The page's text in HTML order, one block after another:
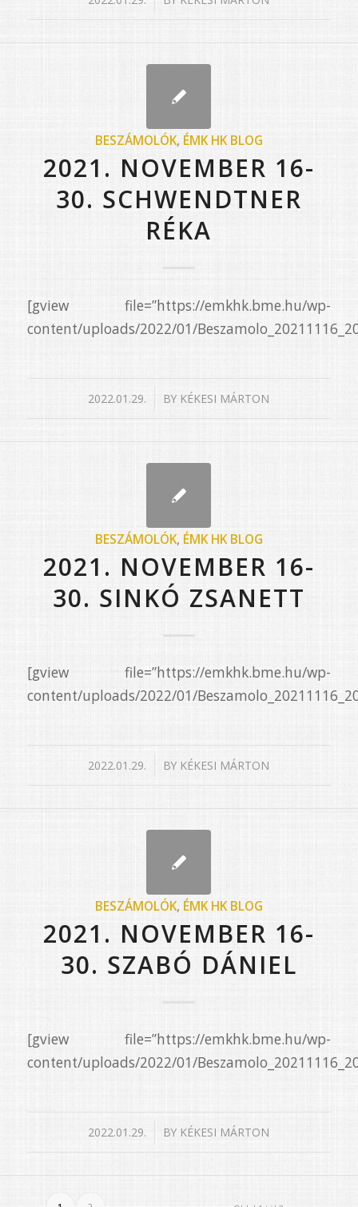
BESZÁMOLÓK, ÉMK HK BLOG
2021. NOVEMBER 16-
30. SCHWENDTNER
RÉKA
[gview file=”https://emkhk.bme.hu/wp-
content/uploads/2022/01/
2022.01.29.
/ BY KÉKESI MÁRTON
BESZÁMOLÓK, ÉMK HK BLOG
2021. NOVEMBER 16-
30. SINKÓ ZSANETT
[gview file=”https://emkhk.bme.hu/wp-
content/uploads/2022/01/
2022.01.29.
/ BY KÉKESI MÁRTON
BESZÁMOLÓK, ÉMK HK BLOG
2021. NOVEMBER 16-
30. SZABÓ DÁNIEL
[gview file=”https://emkhk.bme.hu/wp-
content/uploads/2022/01/
2022.01.29.
/ BY KÉKESI MÁRTON